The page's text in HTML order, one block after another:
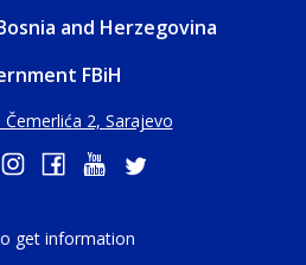
and Herzegovina
FBiH
Čemerlića 2, Sarajevo
get information